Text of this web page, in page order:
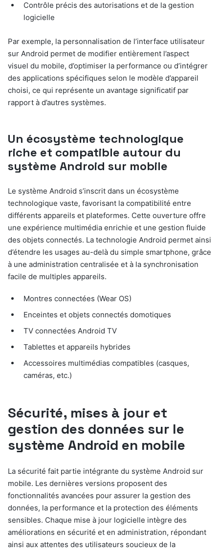
Contrôle précis des autorisations et de la gestion
logicielle
Par exemple, la personnalisation de l’interface utilisateur
sur Android permet de modifier entièrement l’aspect
visuel du mobile, d’optimiser la performance ou d’intégrer
des applications spécifiques selon le modèle d’appareil
choisi, ce qui représente un avantage significatif par
rapport à d’autres systèmes.
Un écosystème technologique
riche et compatible autour du
système Android sur mobile
Le système Android s’inscrit dans un écosystème
technologique vaste, favorisant la compatibilité entre
différents appareils et plateformes. Cette ouverture offre
une expérience multimédia enrichie et une gestion fluide
des objets connectés. La technologie Android permet ainsi
d’étendre les usages au-delà du simple smartphone, grâce
à une administration centralisée et à la synchronisation
facile de multiples appareils.
Montres connectées (Wear OS)
Enceintes et objets connectés domotiques
TV connectées Android TV
Tablettes et appareils hybrides
Accessoires multimédias compatibles (casques,
caméras, etc.)
Sécurité, mises à jour et
gestion des données sur le
système Android en mobile
La sécurité fait partie intégrante du système Android sur
mobile. Les dernières versions proposent des
fonctionnalités avancées pour assurer la gestion des
données, la performance et la protection des éléments
sensibles. Chaque mise à jour logicielle intègre des
améliorations en sécurité et en administration, répondant
ainsi aux attentes des utilisateurs soucieux de la